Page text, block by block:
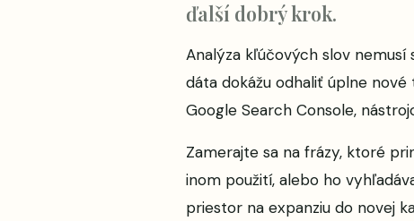
ďalší dobrý krok.
Analýza kľúčových slov
dáta dokážu odhaliť úplne
Google Search Console,
Zamerajte sa na frázy, ktoré
inom použití, alebo ho
priestor na expanziu do novej